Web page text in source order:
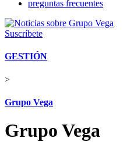
preguntas frecuentes
Suscríbete
GESTIÓN
>
Grupo Vega
Grupo Vega